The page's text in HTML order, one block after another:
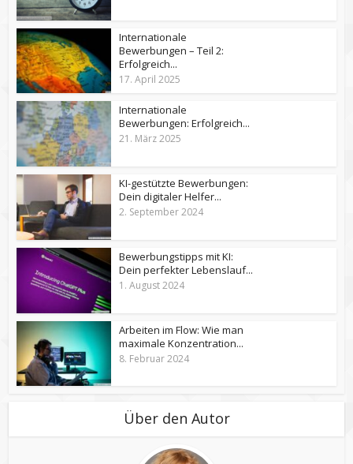
Internationale
Bewerbungen – Teil 2:
Erfolgreich...
17. April 2025
Internationale
Bewerbungen: Erfolgreich...
21. März 2025
KI-gestützte Bewerbungen:
Dein digitaler Helfer...
2. September 2024
Bewerbungstipps mit KI:
Dein perfekter Lebenslauf...
1. August 2024
Arbeiten im Flow: Wie man
maximale Konzentration...
8. Februar 2024
Über den Autor